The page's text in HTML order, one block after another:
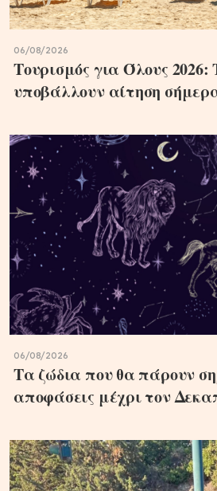
06/08/2026
Τουρισμός για Όλους
υποβάλλουν αίτηση
06/08/2026
Τα ζώδια που θα πάρουν
αποφάσεις μέχρι τον